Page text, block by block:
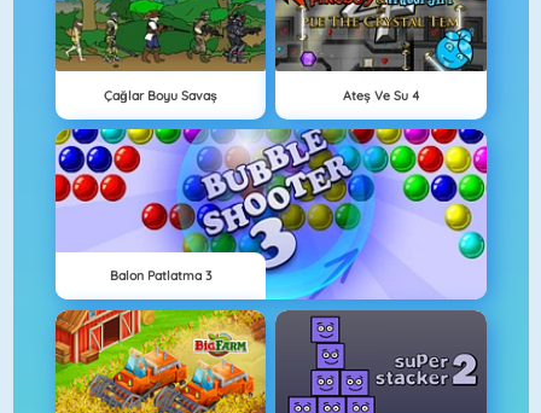
Çağlar Boyu Savaş Ateş Ve Su 4
Balon Patlatma 3